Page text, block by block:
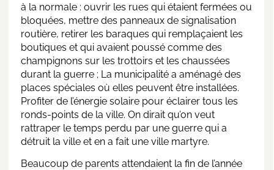
à la normale : ouvrir les rues qui étaient fermées ou
bloquées, mettre des panneaux de signalisation
routière, retirer les baraques qui remplaçaient les
boutiques et qui avaient poussé comme des
champignons sur les trottoirs et les chaussées
durant la guerre ; La municipalité a aménagé des
places spéciales où elles peuvent être installées.
Profiter de l’énergie solaire pour éclairer tous les
ronds-points de la ville. On dirait qu’on veut
rattraper le temps perdu par une guerre qui a
détruit la ville et en a fait une ville martyre.
Beaucoup de parents attendaient la fin de l’année